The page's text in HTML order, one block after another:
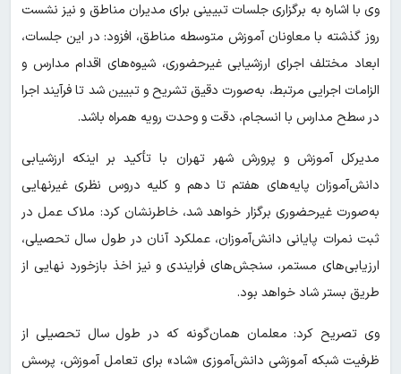
وی با اشاره به برگزاری جلسات تبیینی برای مدیران مناطق و نیز نشست
روز گذشته با معاونان آموزش متوسطه مناطق، افزود: در این جلسات،
ابعاد مختلف اجرای ارزشیابی غیرحضوری، شیوه‌های اقدام مدارس و
الزامات اجرایی مرتبط، به‌صورت دقیق تشریح و تبیین شد تا فرآیند اجرا
در سطح مدارس با انسجام، دقت و وحدت رویه همراه باشد.
مدیرکل آموزش و پرورش شهر تهران با تأکید بر اینکه ارزشیابی
دانش‌آموزان پایه‌های هفتم تا دهم و کلیه دروس نظری غیرنهایی
به‌صورت غیرحضوری برگزار خواهد شد، خاطرنشان کرد: ملاک عمل در
ثبت نمرات پایانی دانش‌آموزان، عملکرد آنان در طول سال تحصیلی،
ارزیابی‌های مستمر، سنجش‌های فرایندی و نیز اخذ بازخورد نهایی از
طریق بستر شاد خواهد بود.
وی تصریح کرد: معلمان همان‌گونه که در طول سال تحصیلی از
ظرفیت شبکه آموزشی دانش‌آموزی «شاد» برای تعامل آموزش، پرسش